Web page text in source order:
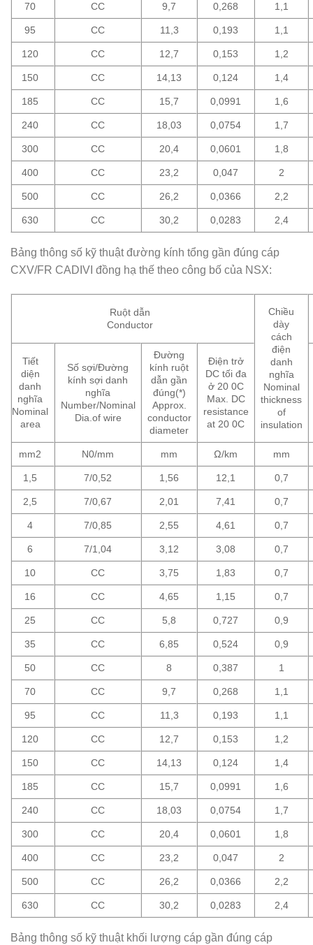
70 CC 9,7 0,268 1,1
95 CC 11,3 0,193 1,1
120 CC 12,7 0,153 1,2
150 CC 14,13 0,124 1,4
185 CC 15,7 0,0991 1,6
240 CC 18,03 0,0754 1,7
300 CC 20,4 0,0601 1,8
400 CC 23,2 0,047 2
500 CC 26,2 0,0366 2,2
630 CC 30,2 0,0283 2,4
Bảng thông số kỹ thuật đường kính tổng gần đúng cáp
CXV/FR CADIVI đồng hạ thế theo công bố của NSX:
Ruột dẫn
Conductor
Chiều
dày
cách
điện
danh
nghĩa
Nominal
thickness
of
insulation
Tiết
diện
danh
nghĩa
Nominal
area
Số sợi/Đường
kính sợi danh
nghĩa
Number/Nominal
Dia.of wire
Đường
kính ruột
dẫn gần
đúng(*)
Approx.
conductor
diameter
Điện trở
DC tối đa
ở 20 0C
Max. DC
resistance
at 20 0C
mm2 N0/mm mm Ω/km mm
1,5 7/0,52 1,56 12,1 0,7
2,5 7/0,67 2,01 7,41 0,7
4 7/0,85 2,55 4,61 0,7
6 7/1,04 3,12 3,08 0,7
10 CC 3,75 1,83 0,7
16 CC 4,65 1,15 0,7
25 CC 5,8 0,727 0,9
35 CC 6,85 0,524 0,9
50 CC 8 0,387 1
70 CC 9,7 0,268 1,1
95 CC 11,3 0,193 1,1
120 CC 12,7 0,153 1,2
150 CC 14,13 0,124 1,4
185 CC 15,7 0,0991 1,6
240 CC 18,03 0,0754 1,7
300 CC 20,4 0,0601 1,8
400 CC 23,2 0,047 2
500 CC 26,2 0,0366 2,2
630 CC 30,2 0,0283 2,4
Bảng thông số kỹ thuật khối lượng cáp gần đúng cáp